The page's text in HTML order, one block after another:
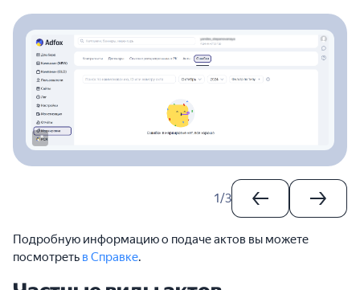
1/3
Подробную информацию о подаче актов вы можете
посмотреть в Справке.